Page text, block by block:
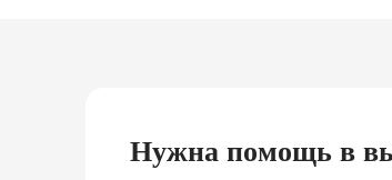
Нужна помощь в